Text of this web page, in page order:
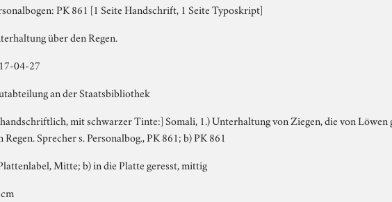
PK 861 [1 Seite Handschrift, 1 Seite Typoskript]
über den Regen.
04-27
an der Staatsbibliothek
mit schwarzer Tinte:] Somali, 1.) Unterhaltung von Ziegen, die von
Regen. Sprecher s. Personalbog., PK 861; b) PK 861
Mitte; b) in die Platte geresst, mittig